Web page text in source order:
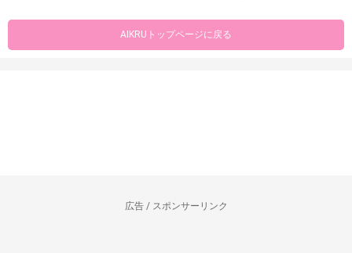
AIKRUトップページに戻る
広告 / スポンサーリンク